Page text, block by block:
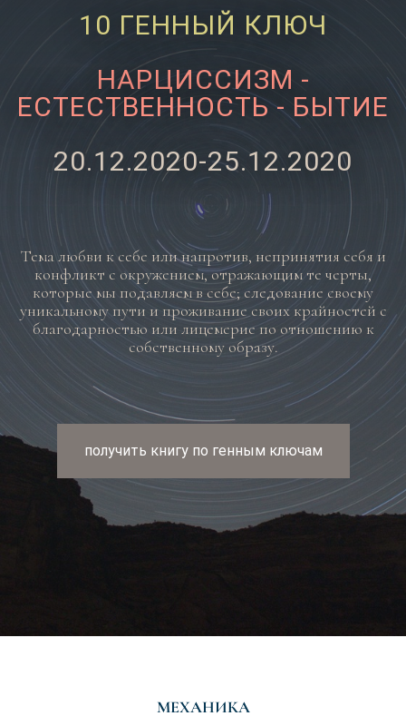
10 ГЕННЫЙ КЛЮЧ
НАРЦИССИЗМ -
ЕСТЕСТВЕННОСТЬ - БЫТИЕ
20.12.2020-25.12.2020
Тема любви к себе или напротив, непринятия себя и
конфликт с окружением, отражающим те черты,
которые мы подавляем в себе; следование своему
уникальному пути и проживание своих крайностей с
благодарностью или лицемерие по отношению к
собственному образу.
получить книгу по генным ключам
МЕХАНИКА